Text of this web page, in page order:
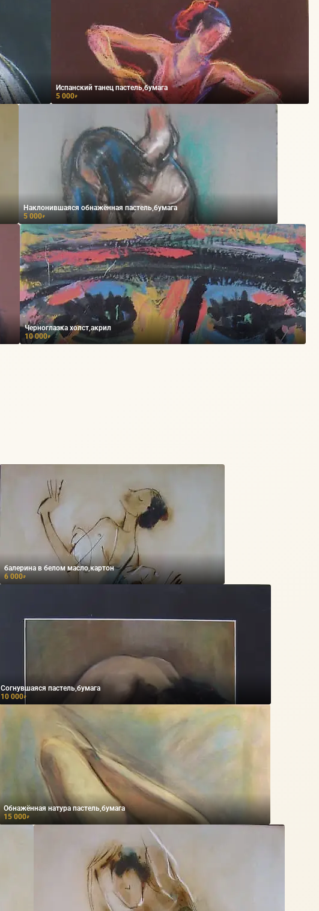
Испанский танец пастель,бумага
5 000₽
Наклонившаяся обнажённая пастель,бумага
5 000₽
Черноглазка холст,акрил
10 000₽
балерина в белом масло,картон
6 000₽
Согнувшаяся пастель,бумага
10 000₽
Обнажённая натура пастель,бумага
15 000₽